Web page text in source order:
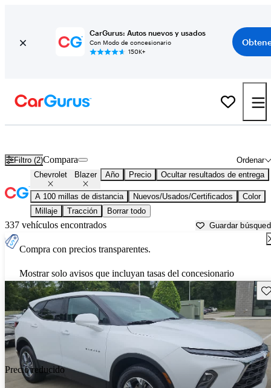
CarGurus: Autos nuevos y usados
Con Modo de concesionario
150K+
Filtro (2) Ordenar
Compara
Chevrolet Blazer Año Precio Ocultar resultados de entrega
A 100 millas de distancia Nuevos/Usados/Certificados
Color
Millaje
Tracción Borrar todo
337 vehículos encontrados Guardar
Compra con precios transparentes.
Mostrar solo avisos que incluyan tasas del concesionario
Precio reducido